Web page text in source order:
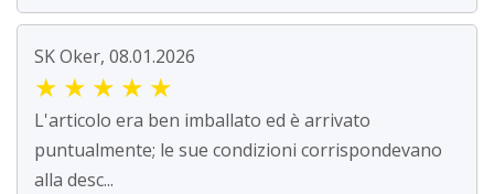
SK Oker, 08.01.2026
★ ★ ★ ★ ★
L'articolo era ben imballato ed è arrivato
puntualmente; le sue condizioni corrispondevano
alla desc...